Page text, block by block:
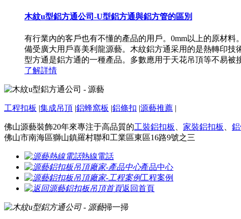
木紋u型鋁方通公司-U型鋁方通與鋁方管的區別
有行業內的客戶也有不懂的產品的用戶。0mm以上的原材
備受廣大用戶喜美利龍源藝。木紋鋁方通采用的是熱轉印
型方通是鋁方通的一種產品。多數應用于天花吊頂等不易被
了解詳情
工程扣板 |集成吊頂 |鋁蜂窩板 |鋁條扣 |源藝推薦 |
佛山源藝裝飾20年來專注于高品質的工裝鋁扣板 家裝鋁扣板
佛山市南海區獅山鎮羅村聯和工業區東區16路9號之三
熱線電話
產品中心
工程案例
返回首頁
掃一掃